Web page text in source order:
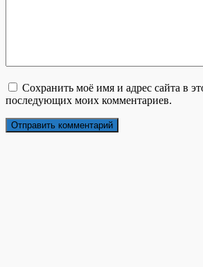
Сохранить моё имя и адрес сайта в
последующих моих комментариев.